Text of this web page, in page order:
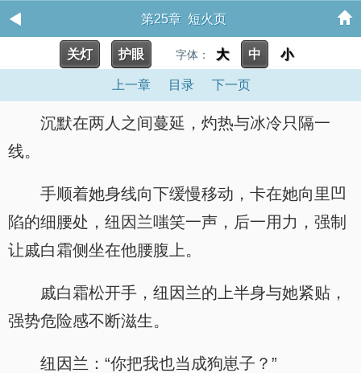
第25章 短火页
关灯 护眼 字体： 大 中 小
上一章 目录 下一页
沉默在两人之间蔓延，灼热与冰冷只隔一
线。
手顺着她身线向下缓慢移动，卡在她向里凹
陷的细腰处，纽因兰嗤笑一声，后一用力，强制
让戚白霜侧坐在他腰腹上。
戚白霜松开手，纽因兰的上半身与她紧贴，
强势危险感不断滋生。
纽因兰：“你把我也当成狗崽子？”